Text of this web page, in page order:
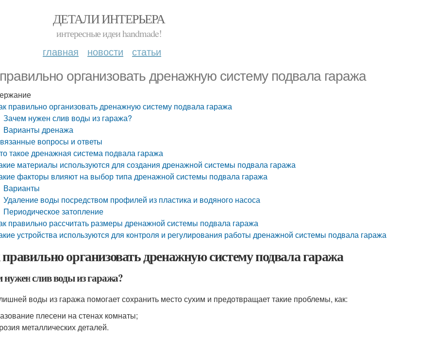
ДЕТАЛИ ИНТЕРЬЕРА
интересные идеи handmade!
главная новости статьи
организовать дренажную систему подвала гаража
правильно организовать дренажную систему подвала гаража
Зачем нужен слив воды из гаража?
Варианты дренажа
вопросы и ответы
такое дренажная система подвала гаража
материалы используются для создания дренажной системы подвала гаража
факторы влияют на выбор типа дренажной системы подвала гаража
Варианты
Удаление воды посредством профилей из пластика и водяного насоса
Периодическое затопление
правильно рассчитать размеры дренажной системы подвала гаража
устройства используются для контроля и регулирования работы дренажной системы подвала гаража
организовать дренажную систему подвала гаража
нужен слив воды из гаража?
воды из гаража помогает сохранить место сухим и предотвращает такие проблемы, как:
плесени на стенах комнаты;
металлических деталей.